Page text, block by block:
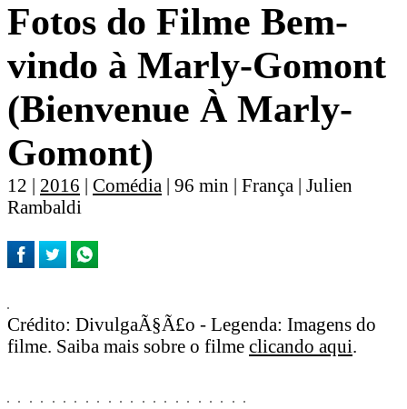
Fotos do Filme Bem-
vindo à Marly-Gomont
(Bienvenue À Marly-
Gomont)
12 | 2016 | Comédia | 96 min | França | Julien
Rambaldi
Crédito: DivulgaÃ§Ã£o - Legenda: Imagens do
filme. Saiba mais sobre o filme clicando aqui.